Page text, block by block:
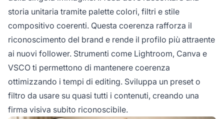
storia unitaria tramite palette colori, filtri e stile
compositivo coerenti. Questa coerenza rafforza il
riconoscimento del brand e rende il profilo più attraente
ai nuovi follower. Strumenti come Lightroom, Canva e
VSCO ti permettono di mantenere coerenza
ottimizzando i tempi di editing. Sviluppa un preset o
filtro da usare su quasi tutti i contenuti, creando una
firma visiva subito riconoscibile.